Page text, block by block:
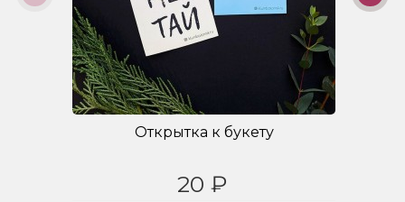
Открытка к букету
20 ₽